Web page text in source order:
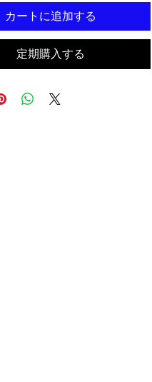
カートに追加する
定期購入する